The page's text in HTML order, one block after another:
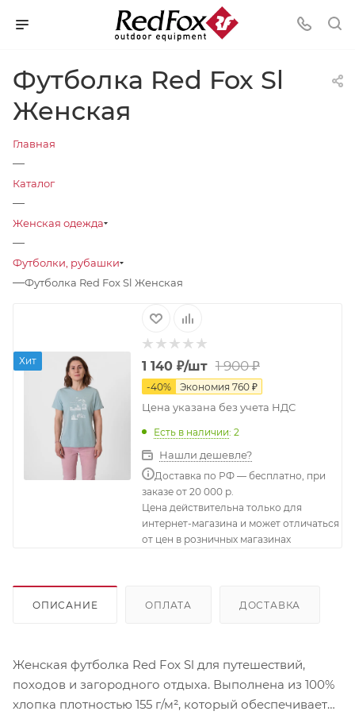
Футболка Red Fox Sl
Женская
Главная
—
Каталог
—
Женская одежда
—
Футболки, рубашки
—Футболка Red Fox Sl Женская
Хит 1 140₽/шт 1 900₽
-40% Экономия 760₽
Цена указана без учета НДС
Есть в наличии: 2
Нашли дешевле?
Доставка по РФ — бесплатно, при
заказе от 20 000 р.
Цена действительна только для
интернет-магазина и может отличаться
от цен в розничных магазинах
ОПИСАНИЕ ОПЛАТА ДОСТАВКА
Женская футболка Red Fox Sl для путешествий,
походов и загородного отдыха. Выполнена из 100%
хлопка плотностью 155 г/м², который обеспечивает